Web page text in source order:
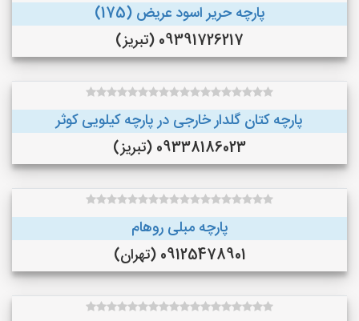
پارچه حریر اسود عریض (175)
09391726217 (تبریز)
پارچه کتان گلدار خارجی در پارچه کیلویی کوثر
09338186023 (تبریز)
پارچه مبلی روهام
09125478901 (تهران)